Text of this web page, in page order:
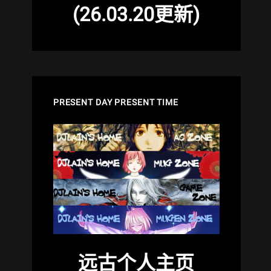
(26.03.20更新)
PRESENT DAY PRESENT TIME
远古个人主页